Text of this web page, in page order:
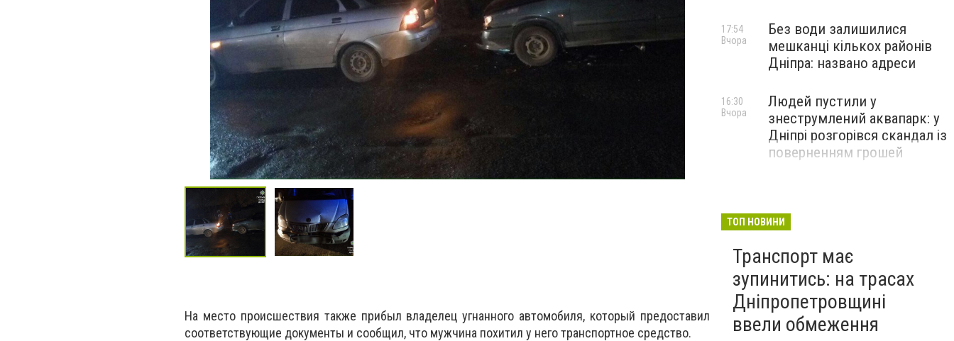
На место происшествия также прибыл владелец угнанного автомобиля, который предоставил
соответствующие документы и сообщил, что мужчина похитил у него транспортное средство.
Без води залишилися
мешканці кількох районів
Дніпра: названо адреси
17:54
Вчора
Людей пустили у
знеструмлений аквапарк: у
Дніпрі розгорівся скандал із
поверненням грошей
16:30
Вчора
ТОП НОВИНИ
Транспорт має
зупинитись: на трасах
Дніпропетровщині
ввели обмеження